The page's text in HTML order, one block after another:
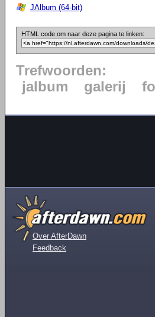
JAlbum (64-bit)
HTML code om naar deze pagina te linken:
Trefwoorden:
jalbum
galerij
Over AfterDawn
Feedback